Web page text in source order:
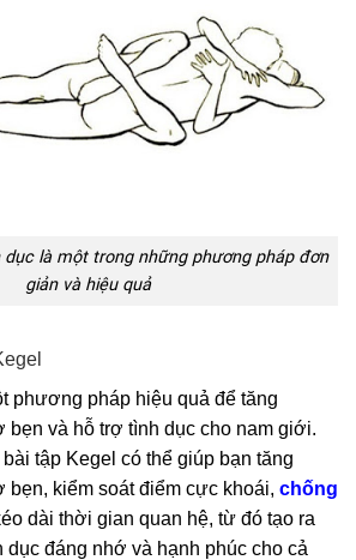
là một trong những phương pháp đơn
giản và hiệu quả
phương pháp hiệu quả để tăng
và hỗ trợ tình dục cho nam giới.
tập Kegel có thể giúp bạn tăng
kiểm soát điểm cực khoái, chống
dài thời gian quan hệ, từ đó tạo ra
dục đáng nhớ và hạnh phúc cho cả